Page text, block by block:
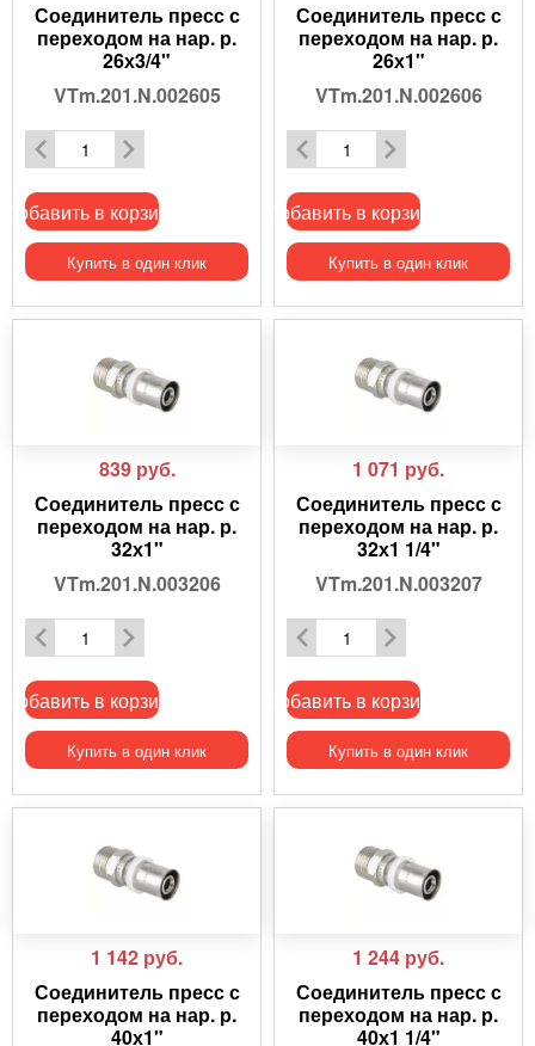
Соединитель пресс с
переходом на нар. р.
26х3/4"
VTm.201.N.002605
Добавить в корзину
Купить в один клик
Соединитель пресс с
переходом на нар. р.
26х1"
VTm.201.N.002606
Добавить в корзину
Купить в один клик
839 руб.
Соединитель пресс с
переходом на нар. р.
32х1"
VTm.201.N.003206
Добавить в корзину
Купить в один клик
1 071 руб.
Соединитель пресс с
переходом на нар. р.
32х1 1/4"
VTm.201.N.003207
Добавить в корзину
Купить в один клик
1 142 руб.
Соединитель пресс с
переходом на нар. р.
40х1"
1 244 руб.
Соединитель пресс с
переходом на нар. р.
40х1 1/4"